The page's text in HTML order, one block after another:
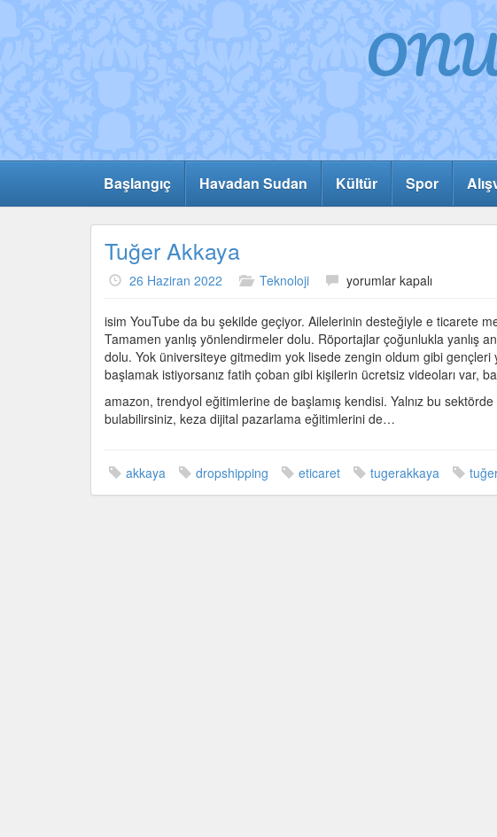
Başlangıç Havadan Sudan Kültür Spor
Tuğer Akkaya
26 Haziran 2022 Teknoloji
Tuğer
için
yorumlar kapalı
isim YouTube da bu şekilde geçiyor. Ailelerinin desteğiyle e ticarete
Tamamen yanlış yönlendirmeler dolu. Röportajlar çoğunlukla yanlış
dolu. Yok üniversiteye gitmedim yok lisede zengin oldum gibi gençleri
başlamak istiyorsanız fatih çoban gibi kişilerin ücretsiz videoları var,
amazon, trendyol eğitimlerine de başlamış kendisi. Yalnız bu
bulabilirsiniz, keza dijital pazarlama eğitimlerini de…
akkaya dropshipping eticaret tugerakkaya